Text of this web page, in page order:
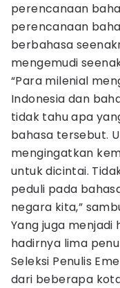
perencanaan
perencanaan
berbahasa
mengemudi
“Para milenial
Indonesia dan
tidak tahu apa
bahasa tersebut.
mengingatkan
untuk dicintai.
peduli pada
negara kita,”
Yang juga menjadi
hadirnya lima
Seleksi Penulis
dari beberapa